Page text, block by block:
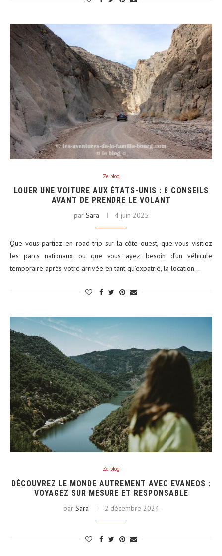
Ze blog
LOUER UNE VOITURE AUX ÉTATS-UNIS : 8 CONSEILS
AVANT DE PRENDRE LE VOLANT
par Sara 4 juin 2025
Que vous partiez en road trip sur la côte ouest, que vous visitiez
les parcs nationaux ou que vous ayez besoin d’un véhicule
temporaire après votre arrivée en tant qu’expatrié, la location…
Ze blog
DÉCOUVREZ LE MONDE AUTREMENT AVEC EVANEOS :
VOYAGEZ SUR MESURE ET RESPONSABLE
par Sara 2 décembre 2024